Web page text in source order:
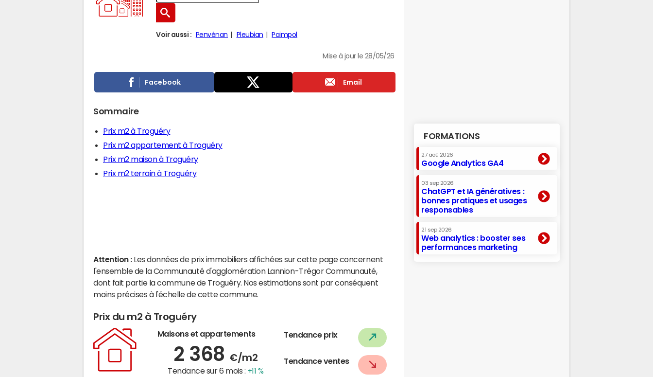
Voir aussi : Penvénan Pleubian Paimpol
Mise à jour le 28/05/26
Facebook Email
Sommaire
Prix m2 à Troguéry
Prix m2 appartement à Troguéry
Prix m2 maison à Troguéry
Prix m2 terrain à Troguéry
Attention : Les données de prix immobiliers affichées sur cette page concernent
l'ensemble de la Communauté d'agglomération Lannion-Trégor Communauté,
dont fait partie la commune de Troguéry. Nos estimations sont par conséquent
moins précises à l'échelle de cette commune.
Prix du m2 à Troguéry
Maisons et appartements
2 368 €/m2
Tendance sur 6 mois : +11 %
Tendance prix
Tendance ventes
FORMATIONS
27 aoû 2026
Google Analytics GA4
03 sep 2026
ChatGPT et IA génératives :
bonnes pratiques et usages
responsables
21 sep 2026
Web analytics : booster ses
performances marketing